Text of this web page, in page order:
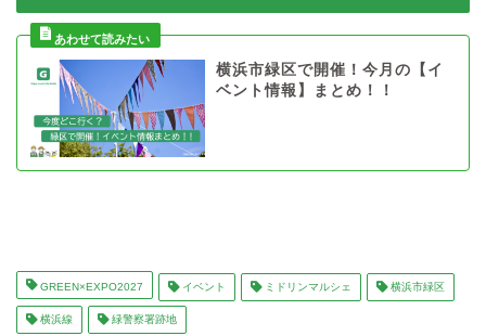
横浜市緑区で開催！今月の【イ
ベント情報】まとめ！！
GREEN×EXPO2027 イベント ミドリンマルシェ 横浜市緑区
横浜線 緑警察署跡地